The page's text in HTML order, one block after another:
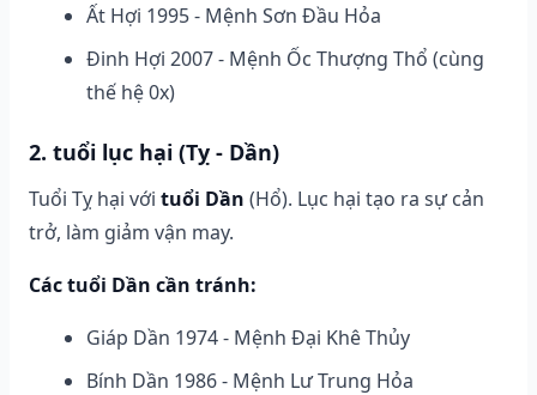
Ất Hợi 1995 - Mệnh Sơn Đầu Hỏa
Đinh Hợi 2007 - Mệnh Ốc Thượng Thổ (cùng
thế hệ 0x)
2. tuổi lục hại (Tỵ - Dần)
Tuổi Tỵ hại với tuổi Dần (Hổ). Lục hại tạo ra sự cản
trở, làm giảm vận may.
Các tuổi Dần cần tránh:
Giáp Dần 1974 - Mệnh Đại Khê Thủy
Bính Dần 1986 - Mệnh Lư Trung Hỏa